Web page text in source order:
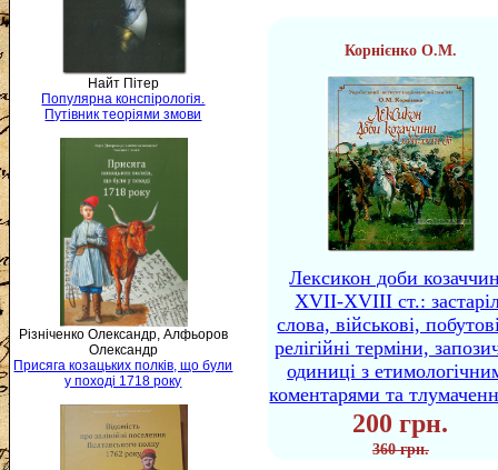
Найт Пітер
Популярна конспірологія.
Путівник теоріями змови
Різніченко Олександр, Алфьоров
Олександр
Присяга козацьких полків, що були
у поході 1718 року
Корнієнко О.М.
Лексикон доби
XVII-XVIII ст.:
слова, військові,
релігійні терміни,
одиниці з
коментарями та
200 грн.
360 грн.